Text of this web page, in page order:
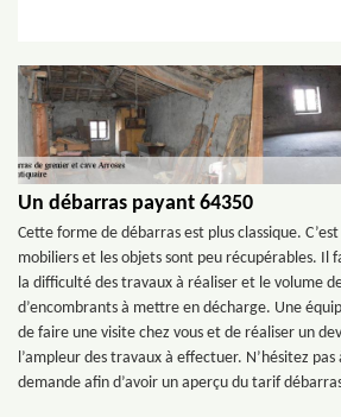
Un débarras payant 64350
Cette forme de débarras est plus classique.
mobiliers et les objets sont peu récupérables. Il
la difficulté des travaux à réaliser et le volume
d’encombrants à mettre en décharge. Une
de faire une visite chez vous et de réaliser un
l’ampleur des travaux à effectuer. N’hésitez
demande afin d’avoir un aperçu du tarif